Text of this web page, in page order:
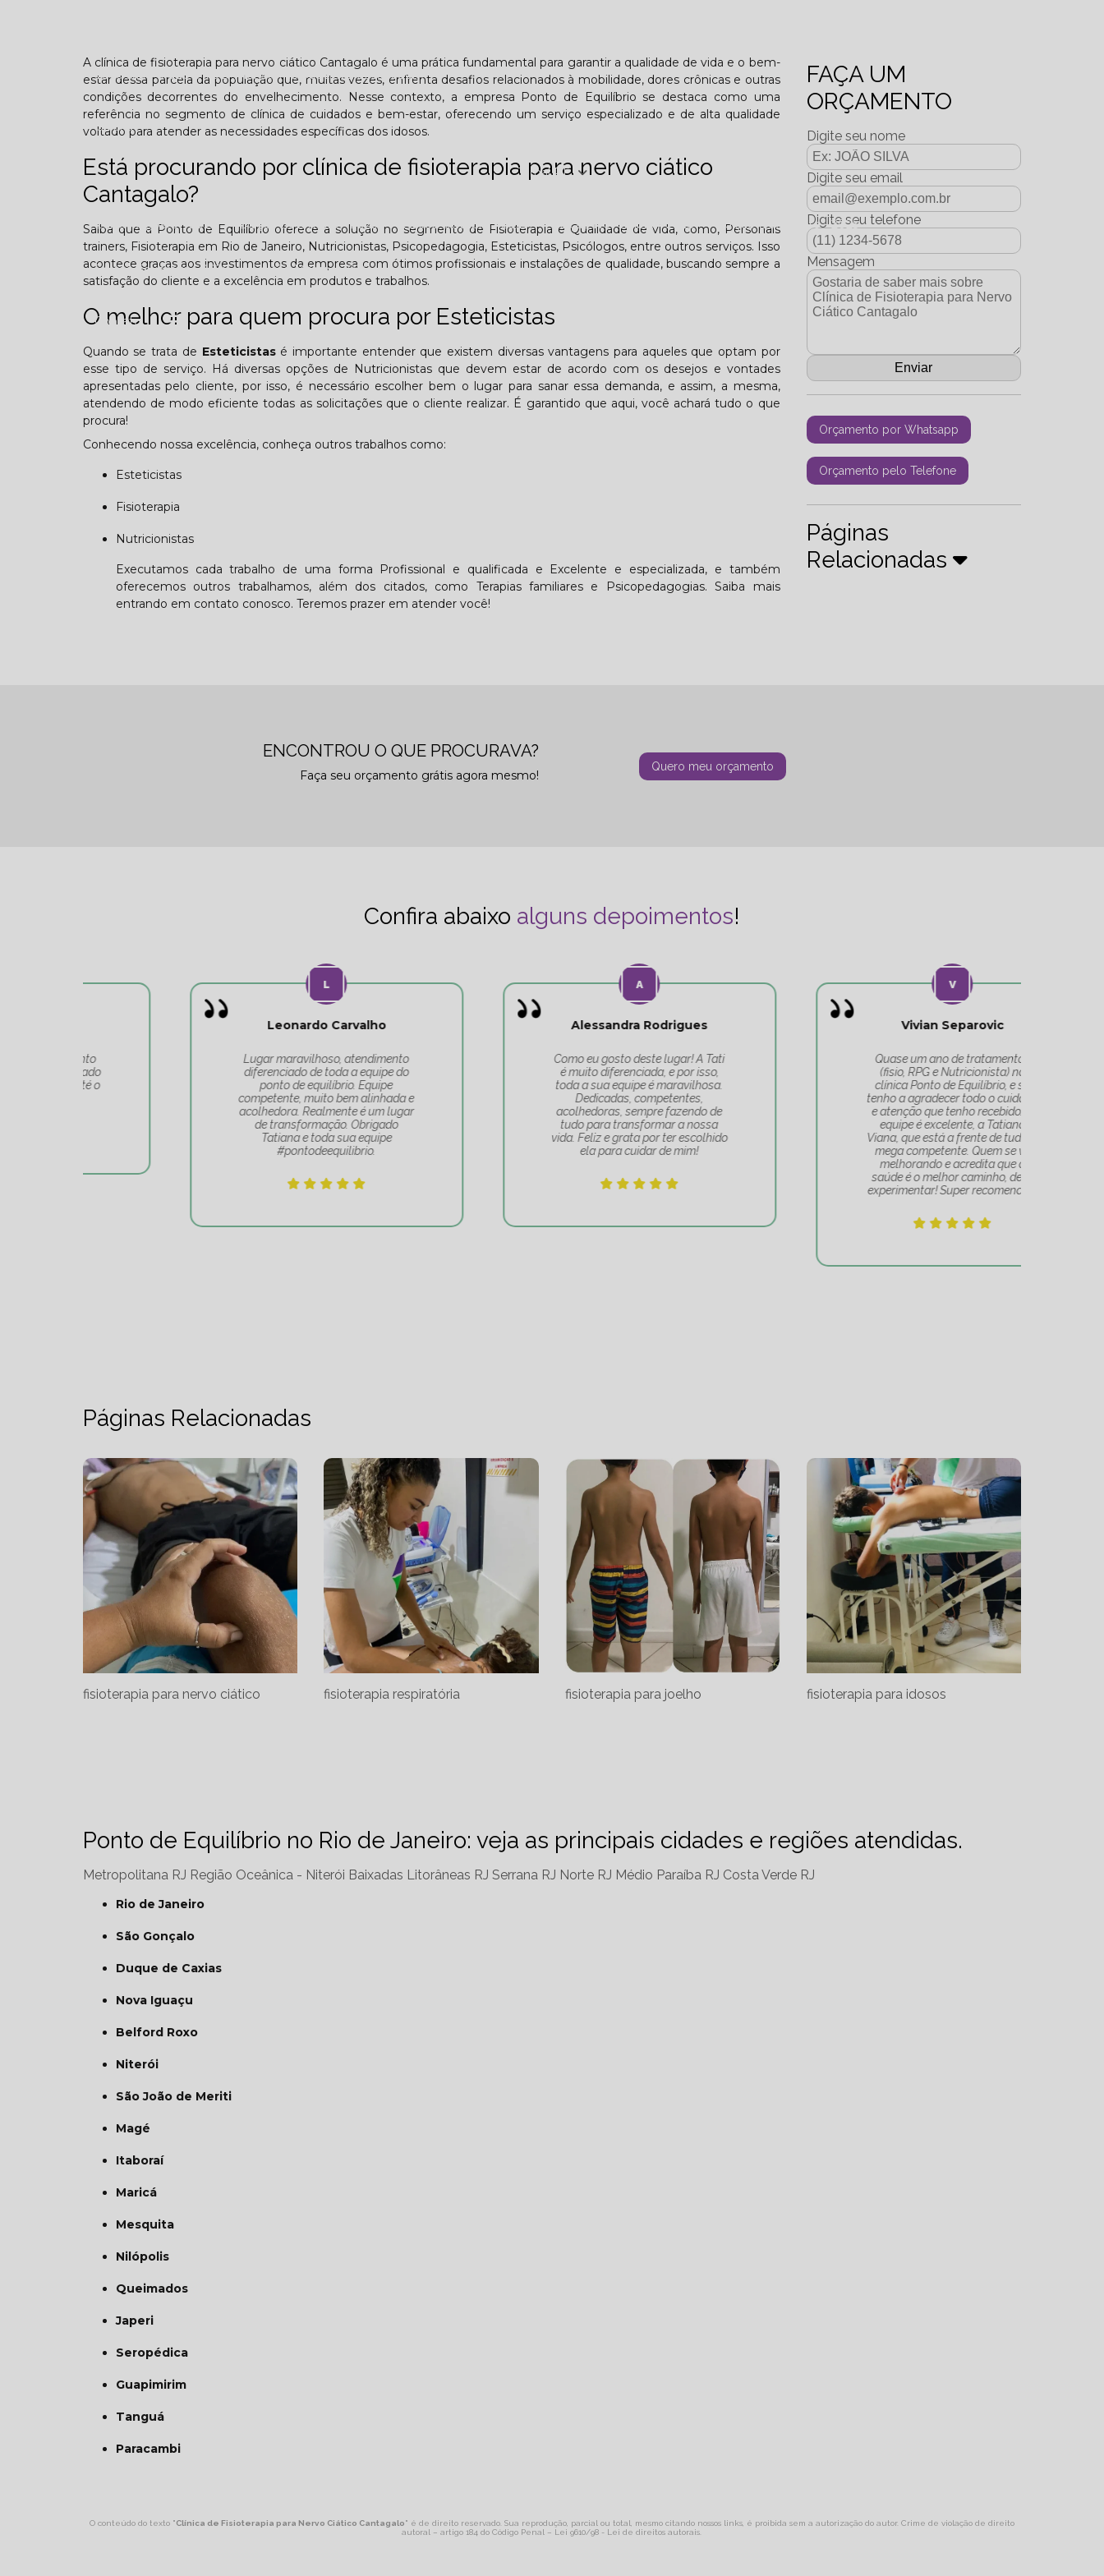
Você sabe o que é TOD (Transtorno opositivo desafiador)?
Galeria
Jornal PE
Edição Agosto - 2025 Edição Setembro - 2025 Edição Outubro - 2025 Edição Novembro - 2025 Edição Dezembro - 2025
Edição Fevereiro - 2026 Edição Março - 2026
Contato
A clínica de fisioterapia para nervo ciático Cantagalo é uma prática fundamental para garantir a qualidade de vida e o bem-
estar dessa parcela da população que, muitas vezes, enfrenta desafios relacionados à mobilidade, dores crônicas e outras
condições decorrentes do envelhecimento. Nesse contexto, a empresa Ponto de Equilíbrio se destaca como uma
referência no segmento de clínica de cuidados e bem-estar, oferecendo um serviço especializado e de alta qualidade
voltado para atender as necessidades específicas dos idosos.
Está procurando por clínica de fisioterapia para nervo ciático
Cantagalo?
Saiba que a Ponto de Equilíbrio oferece a solução no segmento de Fisioterapia e Qualidade de vida, como, Personais
trainers, Fisioterapia em Rio de Janeiro, Nutricionistas, Psicopedagogia, Esteticistas, Psicólogos, entre outros serviços. Isso
acontece graças aos investimentos da empresa com ótimos profissionais e instalações de qualidade, buscando sempre a
satisfação do cliente e a excelência em produtos e trabalhos.
O melhor para quem procura por Esteticistas
Quando se trata de Esteticistasé importante entender que existem diversas vantagens para aqueles que optam por
esse tipo de serviço. Há diversas opções de Nutricionistas que devem estar de acordo com os desejos e vontades
apresentadas pelo cliente, por isso, é necessário escolher bem o lugar para sanar essa demanda, e assim, a mesma,
atendendo de modo eficiente todas as solicitações que o cliente realizar. É garantido que aqui, você achará tudo o que
procura!
Conhecendo nossa excelência, conheça outros trabalhos como:
Esteticistas
Fisioterapia
Nutricionistas
Executamos cada trabalho de uma forma Profissional e qualificada e Excelente e especializada, e também
oferecemos outros trabalhamos, além dos citados, como Terapias familiares e Psicopedagogias. Saiba mais
entrando em contato conosco. Teremos prazer em atender você!
FAÇA UM
ORÇAMENTO
Digite seu nome
Digite seu email
Digite seu telefone
Mensagem
Orçamento por Whatsapp
Orçamento pelo Telefone
Páginas
Relacionadas
ENCONTROU O QUE PROCURAVA?
Faça seu orçamento grátis agora mesmo!
Quero meu orçamento
Confira abaixo alguns depoimentos!
Leonardo Carvalho
Lugar maravilhoso, atendimento
diferenciado de toda a equipe do
ponto de equilíbrio. Equipe
competente, muito bem alinhada e
acolhedora. Realmente é um lugar
de transformação. Obrigado
Tatiana e toda sua equipe
#pontodeequilibrio.
Alessandra Rodrigues
Como eu gosto deste lugar! A Tati
é muito diferenciada, e por isso,
toda a sua equipe é maravilhosa.
Dedicadas, competentes,
acolhedoras, sempre fazendo de
tudo para transformar a nossa
vida. Feliz e grata por ter escolhido
ela para cuidar de mim!
Vivian Separovic
Quase um ano de tratamentos
(fisio, RPG e Nutricionista) na
clínica Ponto de Equilíbrio, e só
tenho a agradecer todo o cuidado
e atenção que tenho recebido. A
equipe é excelente, a Tatiana
Viana, que está a frente de tudo, é
mega competente. Quem se vê
melhorando e acredita que a
saúde é o melhor caminho, deve
experimentar! Super recomendo!!!
Páginas Relacionadas
fisioterapia para nervo ciático fisioterapia respiratória fisioterapia para joelho fisioterapia para idosos
Ponto de Equilíbrio no Rio de Janeiro: veja as principais cidades e regiões atendidas.
Metropolitana RJ Região Oceânica - Niterói Baixadas Litorâneas RJ Serrana RJ Norte RJ Médio Paraíba RJ Costa Verde RJ
Rio de Janeiro
São Gonçalo
Duque de Caxias
Nova Iguaçu
Belford Roxo
Niterói
São João de Meriti
Magé
Itaboraí
Maricá
Mesquita
Nilópolis
Queimados
Japeri
Seropédica
Guapimirim
Tanguá
Paracambi
O conteúdo do texto "Clínica de Fisioterapia para Nervo Ciático Cantagalo" é de direito reservado. Sua reprodução, parcial ou total, mesmo citando nossos links, é proibida sem a autorização do autor. Crime de violação de direito
autoral – artigo 184 do Código Penal – Lei 9610/98 - Lei de direitos autorais